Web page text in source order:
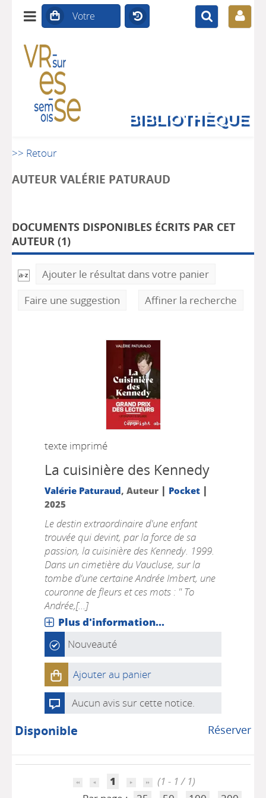
BIBLIOTHÈQUE
>> Retour
AUTEUR VALÉRIE PATURAUD
DOCUMENTS DISPONIBLES ÉCRITS PAR CET
AUTEUR (1)
Ajouter le résultat dans votre panier
Faire une suggestion
Affiner la recherche
texte imprimé
La cuisinière des Kennedy
Valérie Paturaud, Auteur | Pocket|
2025
Le destin extraordinaire d'une enfant
trouvée qui devint, par la force de sa
passion, la cuisinière des Kennedy. 1999.
Dans un cimetière du Vaucluse, sur la
tombe d'une certaine Andrée Imbert, une
couronne de fleurs et ces mots : " To
Andrée,[...]
Plus d'information...
Nouveauté
Ajouter au panier
Aucun avis sur cette notice.
Réserver
Disponible
1
(1 - 1 / 1)